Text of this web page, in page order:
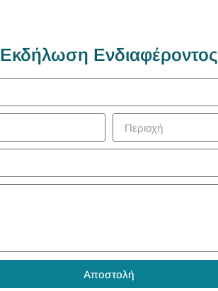
Εκδήλωση Ενδιαφέροντος
Αποστολή